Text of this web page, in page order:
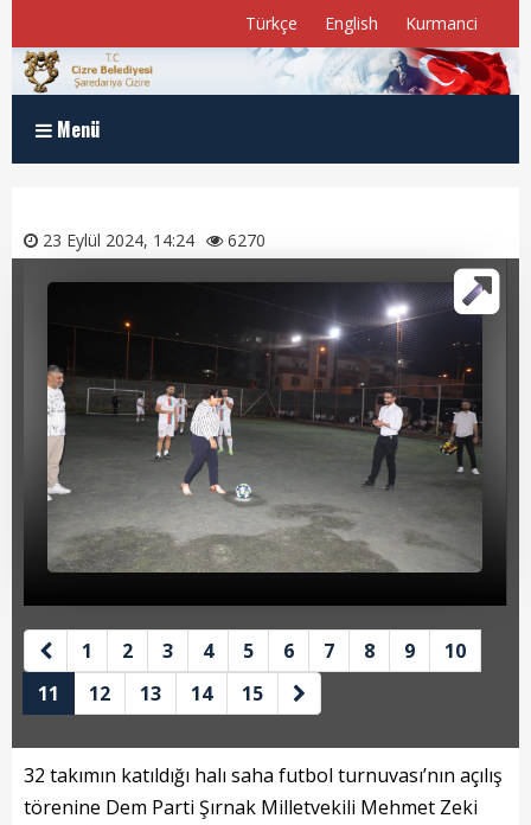
Türkçe English Kurmanci
Menü
Kurumsal
Müdürlükler
Program ve Raporlar
Meclis Üyelerimiz
E-Belediye
Beyan Bilgileri
Tahakkuk Bilgileri
Tahsilat Bilgileri
Sicil Kodu ile Tahsilat
23 Eylül 2024, 14:24 6270
1 2 3 4 5 6 7 8 9
10
11
12 13 14 15
32 takımın katıldığı halı saha futbol turnuvası’nın açılış
törenine Dem Parti Şırnak Milletvekili Mehmet Zeki